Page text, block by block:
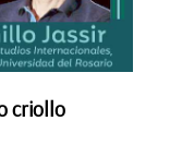
criollo